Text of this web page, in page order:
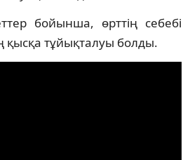
бойынша, өрттің себебі
тұйықталуы болды.